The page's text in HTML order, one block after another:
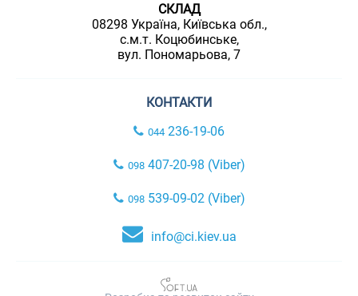
СКЛАД
08298 Україна, Київська обл.,
с.м.т. Коцюбинське,
вул. Пономарьова, 7
КОНТАКТИ
044 236-19-06
098407-20-98 (Viber)
098539-09-02 (Viber)
info@ci.kiev.ua